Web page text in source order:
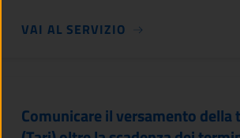
VAI AL SERVIZIO
Comunicare il versamento della